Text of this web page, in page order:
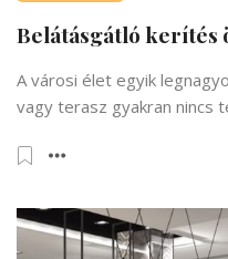
Belátásgátló
A városi élet egyik
vagy terasz gyakran nincs